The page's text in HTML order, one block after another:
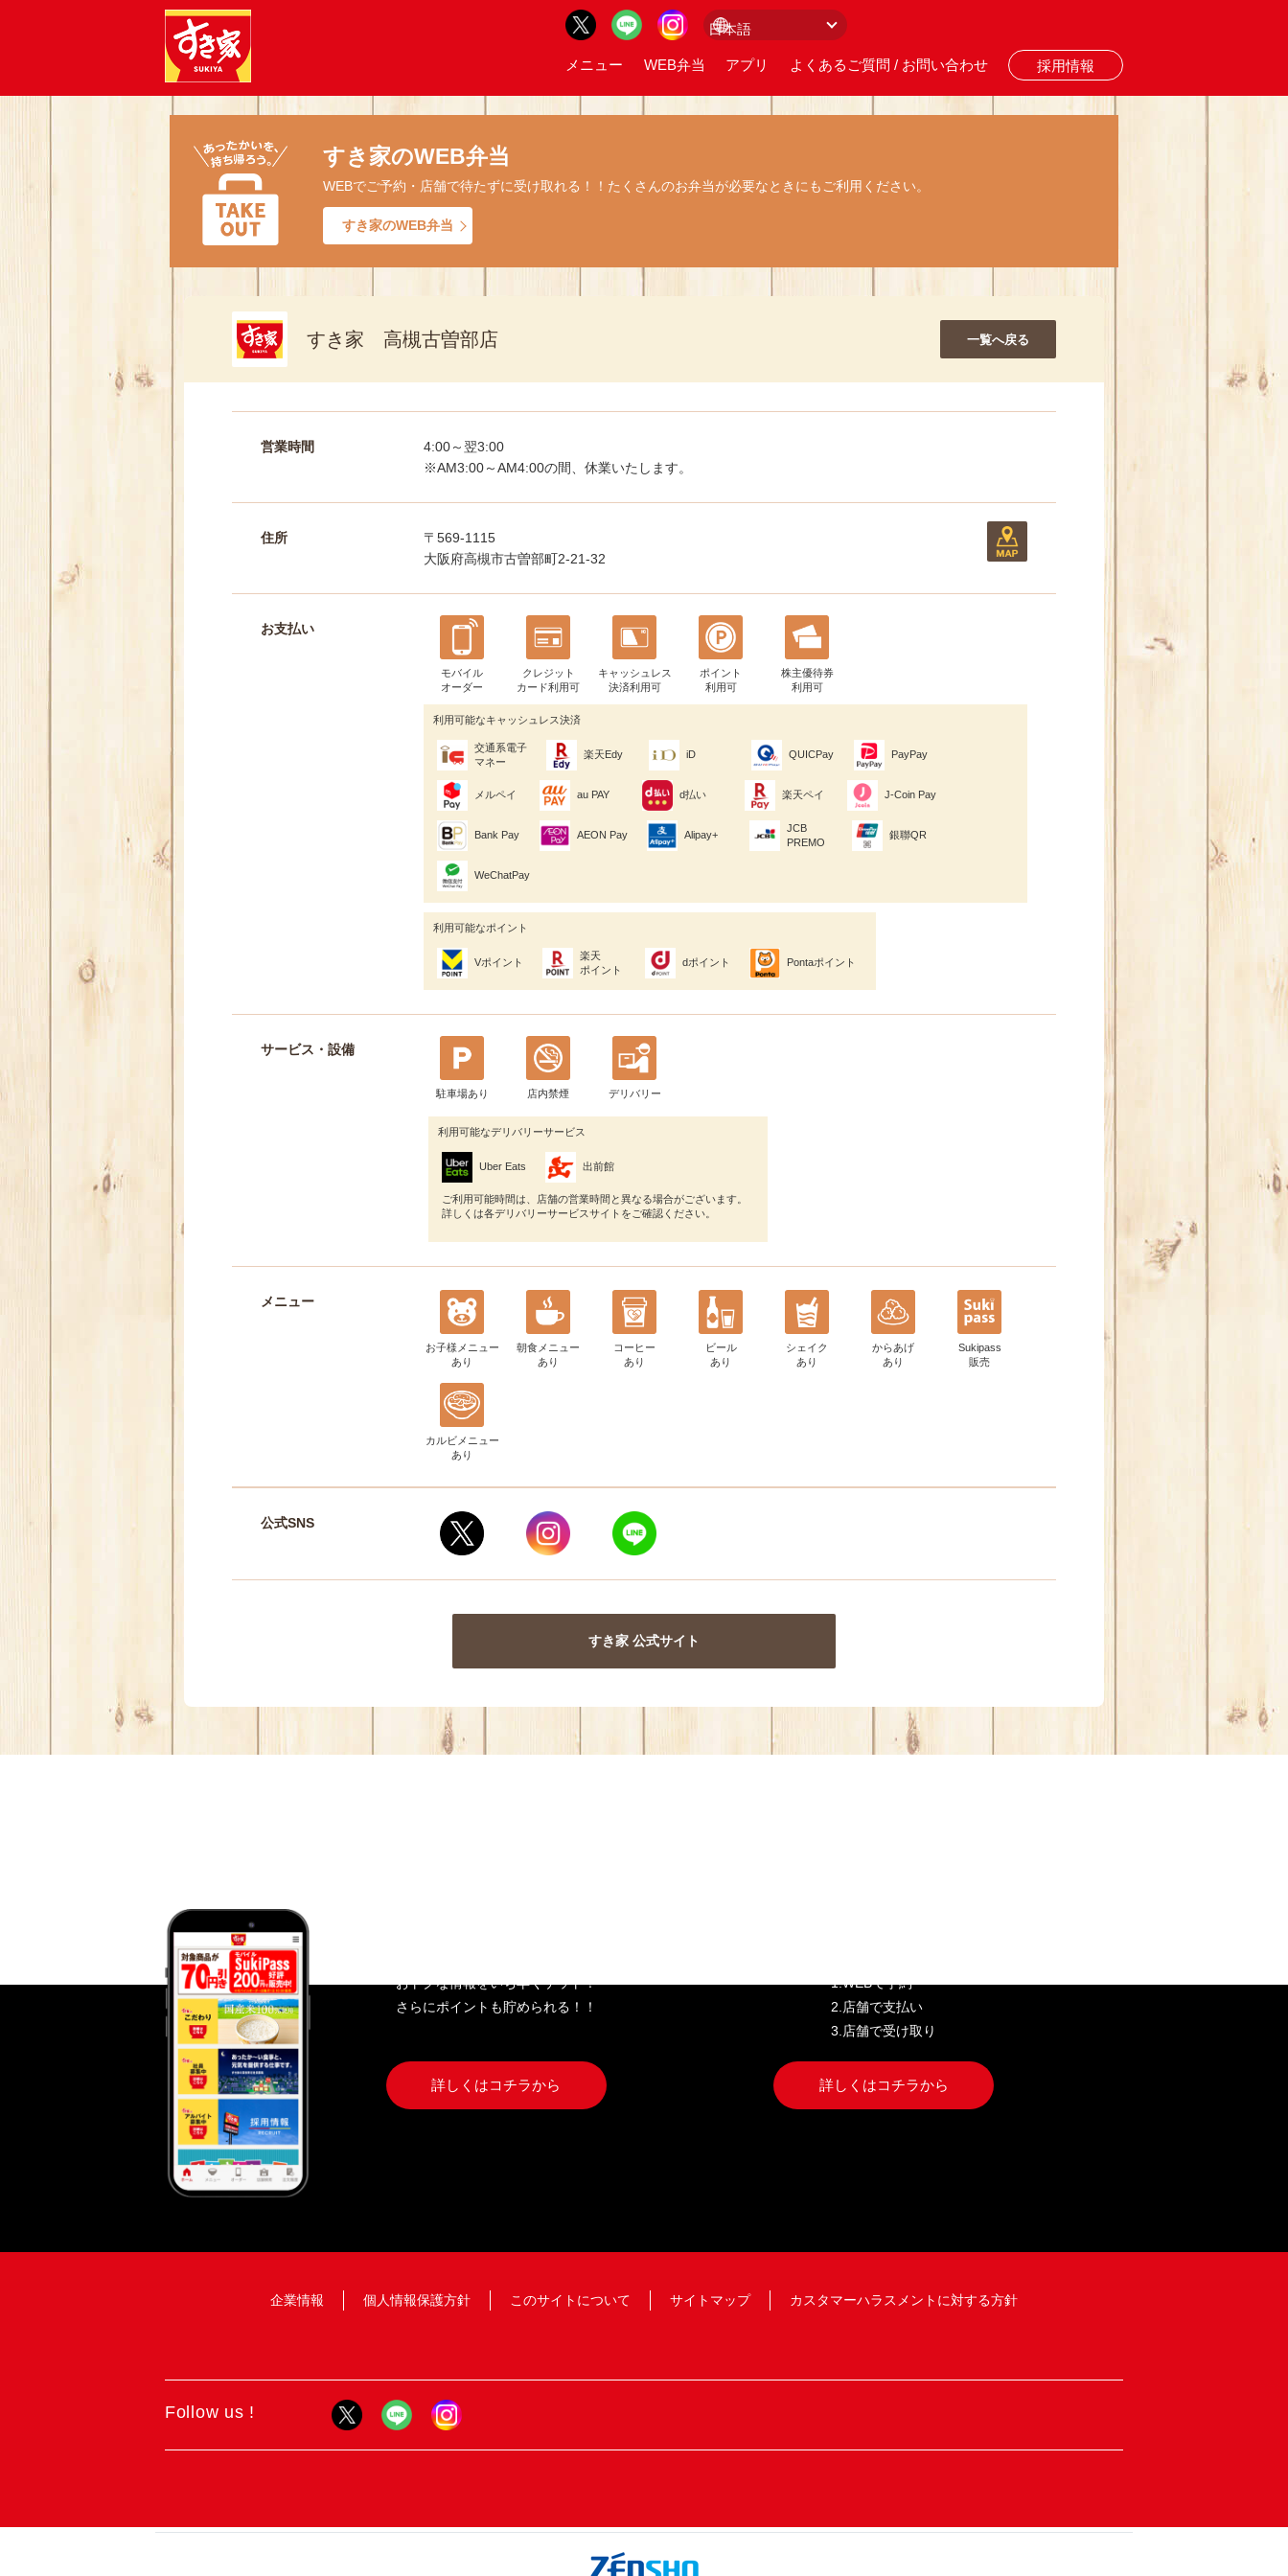
メニュー WEB弁当 アプリ よくあるご質問 / お問い合わせ 採用情報
すき家のWEB弁当
WEBでご予約・店舗で待たずに受け取れる！！たくさんのお弁当が必要なときにもご利用ください。
すき家のWEB弁当
すき家 高槻古曽部店
営業時間
4:00～翌3:00
※AM3:00～AM4:00の間、休業いたします。
住所
〒569-1115
大阪府高槻市古曽部町2-21-32
お支払い
モバイル
オーダー
クレジット
カード利用可
キャッシュレス
決済利用可
ポイント
利用可
株主優待券
利用可
利用可能なキャッシュレス決済
交通系電子
マネー
楽天Edy iD QUICPay PayPay
メルペイ au PAY d払い 楽天ペイ J-Coin Pay
Bank Pay AEON Pay Alipay+
JCB
PREMO
銀聯QR
WeChatPay
利用可能なポイント
Vポイント
楽天
ポイント
dポイント Pontaポイント
サービス・設備
駐車場あり 店内禁煙 デリバリー
利用可能なデリバリーサービス
Uber Eats 出前館
ご利用可能時間は、店舗の営業時間と異なる場合がございます。
詳しくは各デリバリーサービスサイトをご確認ください。
メニュー
お子様メニュー
あり
朝食メニュー
あり
コーヒー
あり
ビール
あり
シェイク
あり
からあげ
あり
Sukipass
販売
カルビメニュー
あり
公式SNS
すき家 公式サイト
一覧へ戻る
おトクな情報をいち早くゲット！
さらにポイントも貯められる！！
詳しくはコチラから
1.WEBで予約
2.店舗で支払い
3.店舗で受け取り
詳しくはコチラから
企業情報 個人情報保護方針 このサイトについて サイトマップ カスタマーハラスメントに対する方針
Follow us !